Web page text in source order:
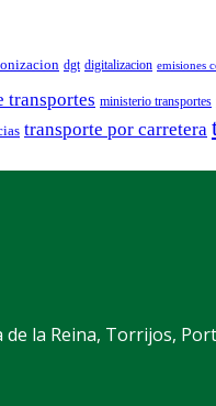
dgt digitalizacion emisiones
transportes ministerio transportes
transporte por carretera
la Reina, Torrijos,